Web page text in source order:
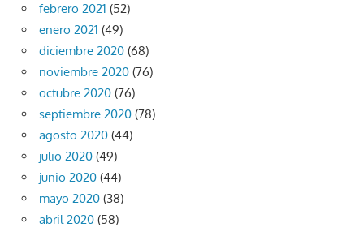
febrero 2021 (52)
enero 2021 (49)
diciembre 2020 (68)
noviembre 2020 (76)
octubre 2020 (76)
septiembre 2020 (78)
agosto 2020 (44)
julio 2020 (49)
junio 2020 (44)
mayo 2020 (38)
abril 2020 (58)